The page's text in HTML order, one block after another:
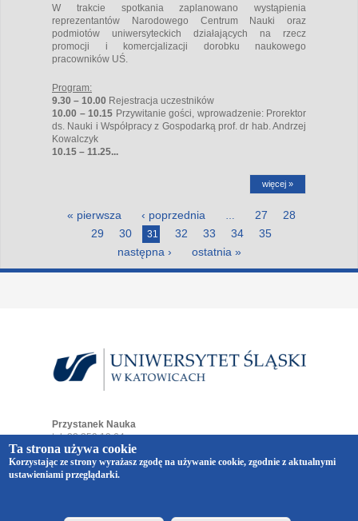
W trakcie spotkania zaplanowano wystąpienia
reprezentantów Narodowego Centrum Nauki oraz
podmiotów uniwersyteckich działających na rzecz
promocji i komercjalizacji dorobku naukowego
pracowników UŚ.
Program:
9.30 – 10.00 Rejestracja uczestników
10.00 – 10.15 Przywitanie gości, wprowadzenie: Prorektor
ds. Nauki i Współpracy z Gospodarką prof. dr hab. Andrzej
Kowalczyk
10.15 – 11.25...
więcej »
« pierwsza ‹ poprzednia 27
28
29
30 31 32 33 34
35
następna ›
ostatnia »
Przystanek Nauka
tel. 32 359 19 64
e-mail:przystaneknauka@us.edu.pl
ul. Bankowa 12
40-007 Katowice
Wszelkie prawa zastrzeżone.
realizacjaVermont
Ta strona używa cookie
Korzystając ze strony wyrażasz zgodę na używanie cookie, zgodnie z aktualnymi
ustawieniami przeglądarki.